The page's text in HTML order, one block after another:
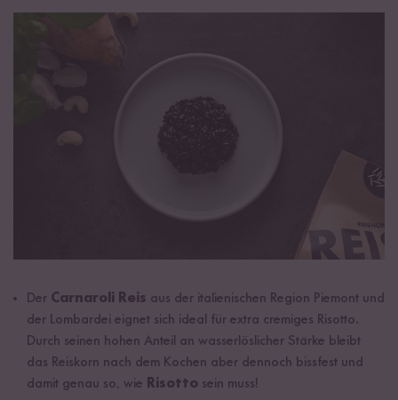
Der Carnaroli Reis aus der italienischen Region Piemont und
der Lombardei eignet sich ideal für extra cremiges Risotto.
Durch seinen hohen Anteil an wasserlöslicher Stärke bleibt
das Reiskorn nach dem Kochen aber dennoch bissfest und
damit genau so, wie Risotto sein muss!